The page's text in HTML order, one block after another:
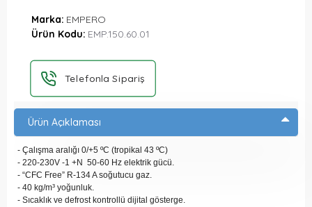
Marka: EMPERO
Ürün Kodu: EMP.150.60.01
Telefonla Sipariş
Ürün Açıklaması
- Çalışma aralığı 0/+5 ºC (tropikal 43 ºC)
- 220-230V -1 +N 50-60 Hz elektrik gücü.
- “CFC Free” R-134 A soğutucu gaz.
- 40 kg/m³ yoğunluk.
- Sıcaklık ve defrost kontrollü dijital gösterge.